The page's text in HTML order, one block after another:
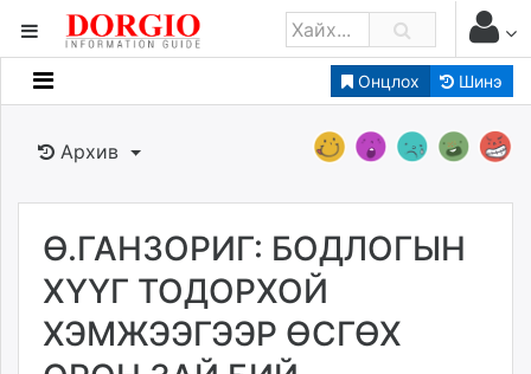
Онцлох Шинэ
Мэдээллийн
Банк санхүү
Бизнес ААН
Төрийн
dorgio.mn
Архив
Ө.ГАНЗОРИГ: БОДЛОГЫН
ХҮҮГ ТОДОРХОЙ
ХЭМЖЭЭГЭЭР ӨСГӨХ